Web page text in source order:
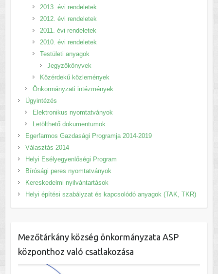
2013. évi rendeletek
2012. évi rendeletek
2011. évi rendeletek
2010. évi rendeletek
Testületi anyagok
Jegyzőkönyvek
Közérdekű közlemények
Önkormányzati intézmények
Ügyintézés
Elektronikus nyomtatványok
Letölthető dokumentumok
Egerfarmos Gazdasági Programja 2014-2019
Választás 2014
Helyi Esélyegyenlőségi Program
Bírósági peres nyomtatványok
Kereskedelmi nyilvántartások
Helyi építési szabályzat és kapcsolódó anyagok (TAK, TKR)
Mezőtárkány község önkormányzata ASP
központhoz való csatlakozása